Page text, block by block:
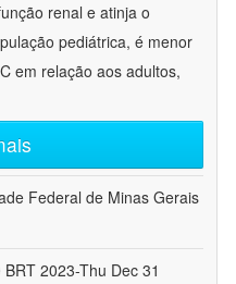
renal e atinja o
pediátrica, é menor
em relação aos adultos,
Federal de Minas Gerais
2023-Thu Dec 31